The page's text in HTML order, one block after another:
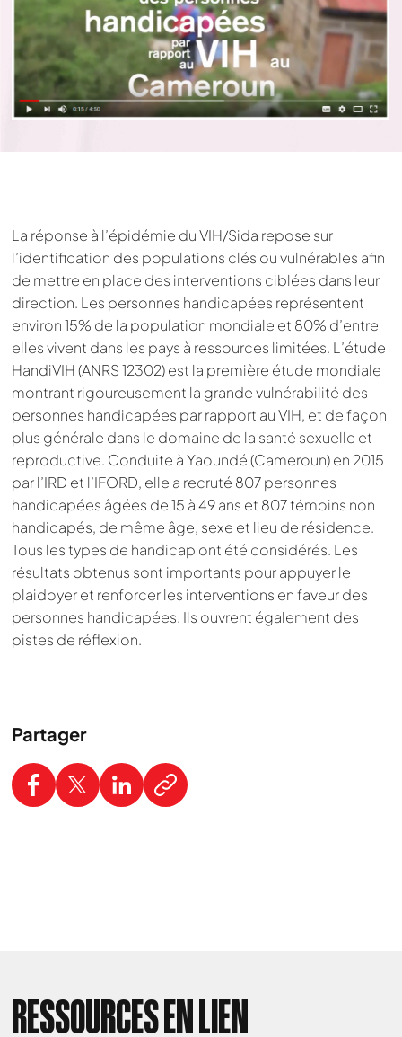
La réponse à l’épidémie du VIH/Sida repose sur
l’identification des populations clés ou vulnérables afin
de mettre en place des interventions ciblées dans leur
direction. Les personnes handicapées représentent
environ 15% de la population mondiale et 80% d’entre
elles vivent dans les pays à ressources limitées. L’étude
HandiVIH (ANRS 12302) est la première étude mondiale
montrant rigoureusement la grande vulnérabilité des
personnes handicapées par rapport au VIH, et de façon
plus générale dans le domaine de la santé sexuelle et
reproductive. Conduite à Yaoundé (Cameroun) en 2015
par l’IRD et l’IFORD, elle a recruté 807 personnes
handicapées âgées de 15 à 49 ans et 807 témoins non
handicapés, de même âge, sexe et lieu de résidence.
Tous les types de handicap ont été considérés. Les
résultats obtenus sont importants pour appuyer le
plaidoyer et renforcer les interventions en faveur des
personnes handicapées. Ils ouvrent également des
pistes de réflexion.
Partager
RESSOURCES EN LIEN